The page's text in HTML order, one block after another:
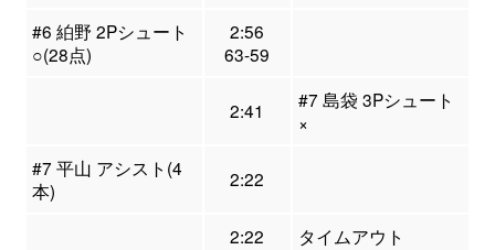
#6 絈野 2Pシュート
○(28点)
2:56
63-59
2:41
#7 島袋 3Pシュート
×
#7 平山 アシスト(4
本)
2:22
2:22
タイムアウト